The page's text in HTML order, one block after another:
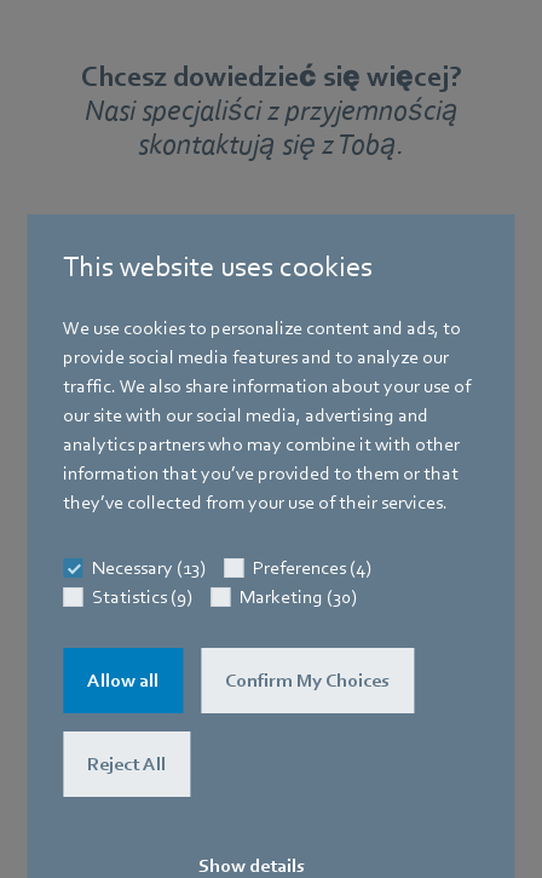
This website uses cookies
We use cookies to personalize content and ads, to
provide social media features and to analyze our
traffic. We also share information about your use of
our site with our social media, advertising and
analytics partners who may combine it with other
information that you’ve provided to them or that
they’ve collected from your use of their services.
Necessary (13)
Preferences (4)
Statistics (9)
Marketing (30)
Allow all Confirm My Choices
Reject All
Show details
Chcesz dowiedzieć się więcej?
Nasi specjaliści z przyjemnością
skontaktują się z Tobą.